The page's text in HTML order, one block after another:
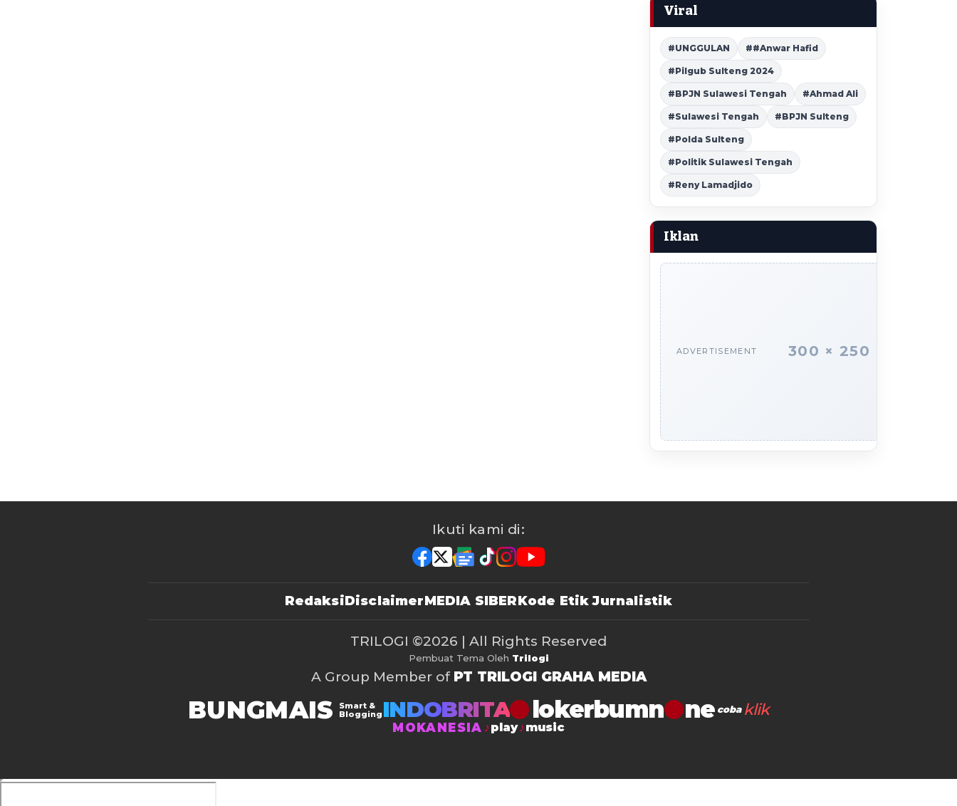
Viral
#UNGGULAN ##Anwar Hafid
#Pilgub Sulteng 2024
#BPJN Sulawesi Tengah #Ahmad Ali
#Sulawesi Tengah #BPJN Sulteng
#Polda Sulteng
#Politik Sulawesi Tengah
#Reny Lamadjido
Iklan
ADVERTISEMENT 300 × 250
Ikuti kami di:
RedaksiDisclaimerMEDIA SIBERKode Etik Jurnalistik
TRILOGI ©2026 | All Rights Reserved
Pembuat Tema Oleh Trilogi
A Group Member of PT TRILOGI GRAHA MEDIA
BUNGMAIS
Smart &
Blogging INDOBRITA lokerbumn coba klik
MOKANESIA play music